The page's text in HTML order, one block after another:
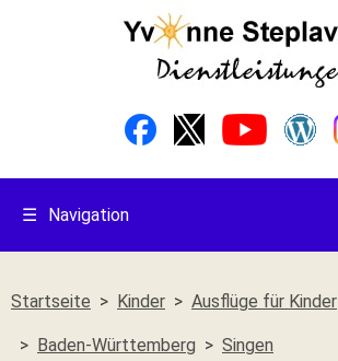
☰ Navigation
Startseite Kinder Ausflüge für Kinder
Baden-Württemberg Singen